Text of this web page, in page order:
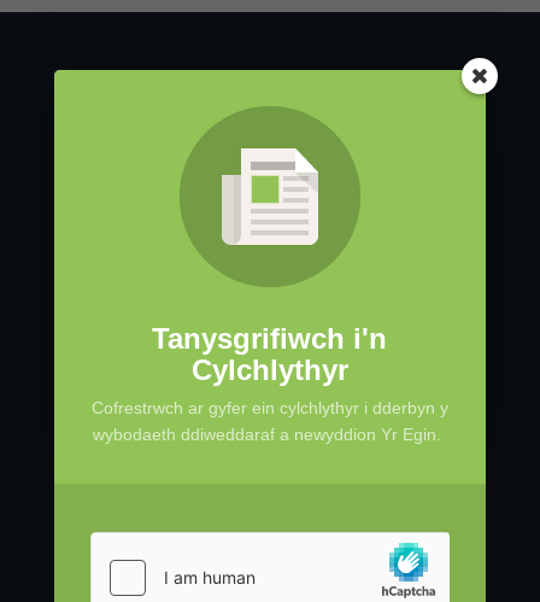
Cadwch mewn
cysylltiad!
Tanysgrifiwch i'n
cylchlythyr heddiw.
Tanysgrifiwch
Tanysgrifiwch i'n
Cylchlythyr
Cofrestrwch ar gyfer ein cylchlythyr i dderbyn y
wybodaeth ddiweddaraf a newyddion Yr Egin.